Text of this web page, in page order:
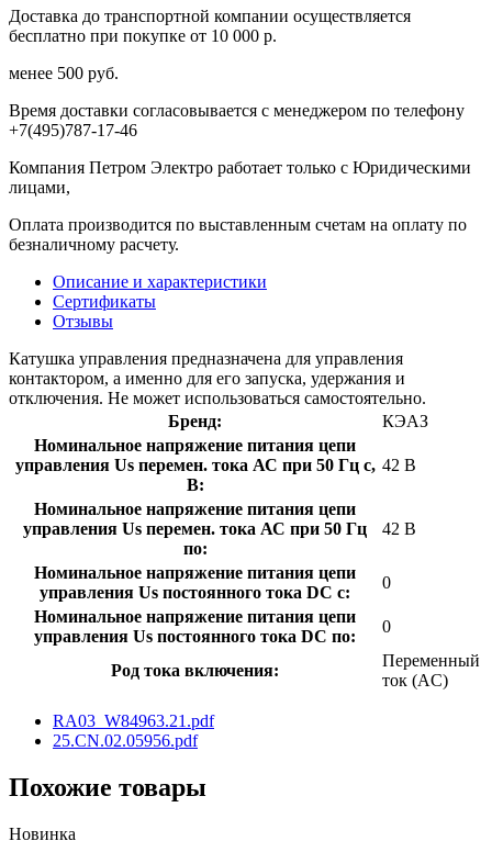
Доставка до транспортной компании осуществляется
бесплатно при покупке от 10 000 р.
менее 500 руб.
Время доставки согласовывается с менеджером по телефону
+7(495)787-17-46
Компания Петром Электро работает только с Юридическими
лицами,
Оплата производится по выставленным счетам на оплату по
безналичному расчету.
Описание и характеристики
Сертификаты
Отзывы
Катушка управления предназначена для управления
контактором, а именно для его запуска, удержания и
отключения. Не может использоваться самостоятельно.
Бренд:
КЭАЗ
Номинальное напряжение питания цепи
управления Us перемен. тока АС при 50 Гц с,
В:
42 В
Номинальное напряжение питания цепи
управления Us перемен. тока АС при 50 Гц
по:
42 В
Номинальное напряжение питания цепи
управления Us постоянного тока DC с:
0
Номинальное напряжение питания цепи
управления Us постоянного тока DC по:
0
Род тока включения:
Переменный
ток (AC)
RA03_W84963.21.pdf
25.CN.02.05956.pdf
Похожие товары
Новинка